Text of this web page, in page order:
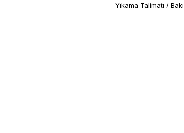
Yıkama Talimatı /